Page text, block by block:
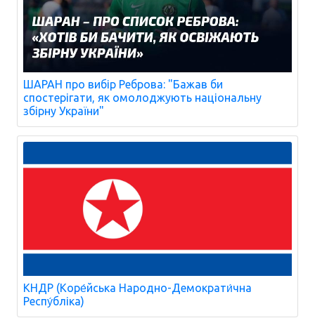
ШАРАН про вибір Реброва: "Бажав би
спостерігати, як омолоджують національну
збірну України"
КНДР (Коре́йська Народно-Демократи́чна
Респу́бліка)